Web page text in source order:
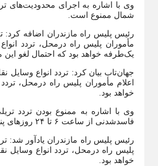
وی با اشاره به اجرای محدودیت‌های‌
شمال ممنوع است.
یک‌طرفه خواهد بود که احتمال لغو این
خواهد بود.
وی با اشاره به ممنوع بودن تردد
فاسد‌شدنی از ساعت ۶ تا ۲۴ روز‌های پنج‌شنبه و جمعه از محور هراز ممنوع می‌باشد.
خواهد بود.